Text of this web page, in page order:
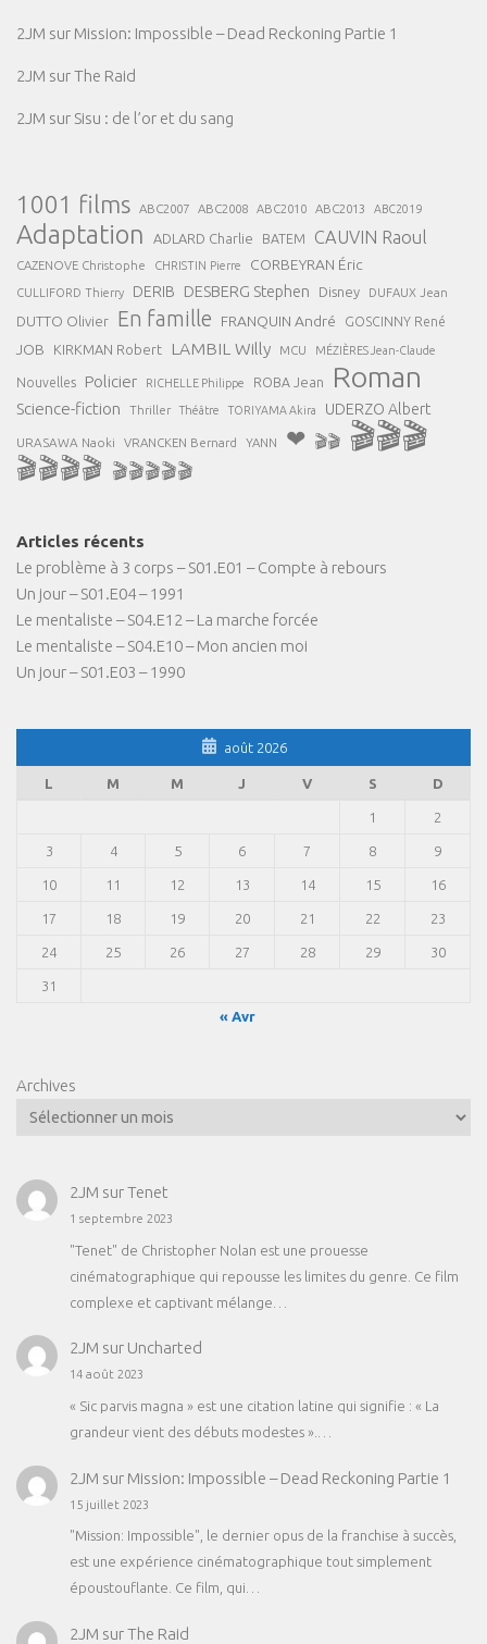
2JM sur Mission: Impossible – Dead Reckoning Partie 1
2JM surThe Raid
2JM sur Sisu : de l’or et du sang
1001 films ABC2007 ABC2008 ABC2010 ABC2013 ABC2019
Adaptation ADLARD Charlie BATEM CAUVIN Raoul
CAZENOVE Christophe CHRISTIN Pierre CORBEYRAN Éric
CULLIFORD Thierry DERIB DESBERG Stephen Disney DUFAUX Jean
DUTTO Olivier En famille FRANQUIN André GOSCINNY René
JOB KIRKMAN Robert LAMBIL Willy MCU MÉZIÈRES Jean-Claude
Nouvelles Policier RICHELLE Philippe ROBA Jean Roman
Science-fiction Thriller Théâtre TORIYAMA Akira UDERZO Albert
URASAWA Naoki VRANCKEN Bernard YANN ❤ 🎬🎬 🎬🎬🎬
🎬🎬🎬🎬 🎬🎬🎬🎬🎬
Articles récents
Le problème à 3 corps – S01.E01 – Compte à rebours
Un jour – S01.E04 – 1991
Le mentaliste – S04.E12 – La marche forcée
Le mentaliste – S04.E10 – Mon ancien moi
Un jour – S01.E03 – 1990
août 2026
L M M J V S D
1 2
3 4 5 6 7 8 9
10 11 12 13 14 15 16
17 18 19 20 21 22 23
24 25 26 27 28 29 30
31
« Avr
Archives
2JM surTenet
1 septembre 2023
"Tenet" de Christopher Nolan est une prouesse
cinématographique qui repousse les limites du genre. Ce film
complexe et captivant mélange…
2JM sur Uncharted
14 août 2023
« Sic parvis magna » est une citation latine qui signifie : « La
grandeur vient des débuts modestes ».…
2JM sur Mission: Impossible – Dead Reckoning Partie 1
15 juillet 2023
"Mission: Impossible", le dernier opus de la franchise à succès,
est une expérience cinématographique tout simplement
époustouflante. Ce film, qui…
2JM surThe Raid